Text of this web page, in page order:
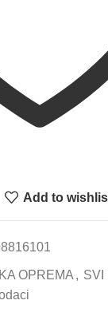
Add to
OPREMA, SVI